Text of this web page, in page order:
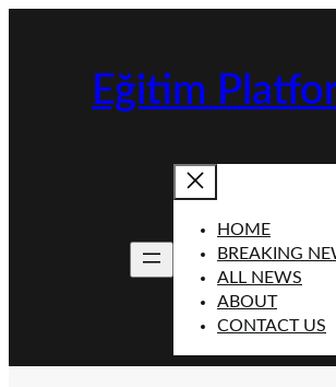
Eğitim
HOME
BREAKING
ALL NEWS
ABOUT
CONTACT US